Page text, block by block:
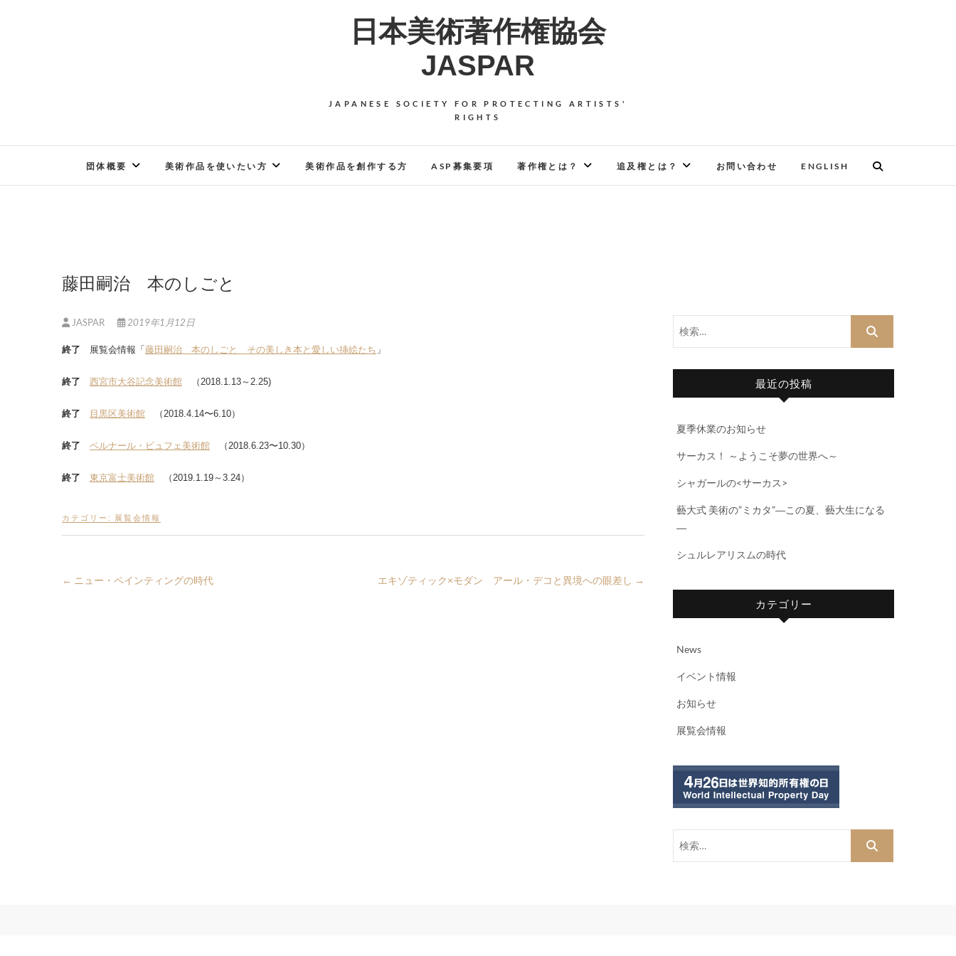
日本美術著作権協会
JASPAR
JAPANESE SOCIETY FOR PROTECTING ARTISTS'
RIGHTS
団体概要 美術作品を使いたい方 美術作品を創作する方 ASP募集要項 著作権とは？ 追及権とは？ お問い合わせ ENGLISH
藤田嗣治 本のしごと
JASPAR 2019年1月12日
終了 展覧会情報「藤田嗣治 本のしごと その美しき本と愛しい挿絵たち 」
終了 西宮市大谷記念美術館 （2018.1.13～2.25)
終了 目黒区美術館 （2018.4.14〜6.10）
終了 ベルナール・ビュフェ美術館 （2018.6.23〜10.30）
終了 東京富士美術館 （2019.1.19～3.24）
カテゴリー: 展覧会情報
← ニュー・ペインティングの時代 エキゾティック×モダン アール・デコと異境への眼差し →
最近の投稿
夏季休業のお知らせ
サーカス！ ～ようこそ夢の世界へ～
シャガールの<サーカス>
藝大式 美術の”ミカタ”―この夏、藝大生になる
―
シュルレアリスムの時代
カテゴリー
News
イベント情報
お知らせ
展覧会情報